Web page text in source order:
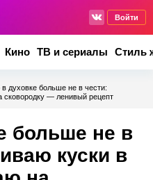
Войти
Кино ТВ и сериалы Стиль
духовке больше не в чести:
сковородку — ленивый рецепт
больше не в
куски в